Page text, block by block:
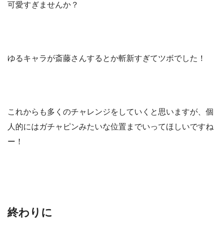
可愛すぎませんか？
ゆるキャラが斎藤さんするとか斬新すぎてツボでした！
これからも多くのチャレンジをしていくと思いますが、個
人的にはガチャピンみたいな位置までいってほしいですね
ー！
終わりに